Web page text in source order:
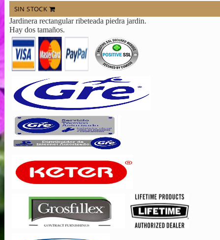
SIN STOCK
Jardinera rectangular ribeteada piedra jardin.
Hay dos tamaños.